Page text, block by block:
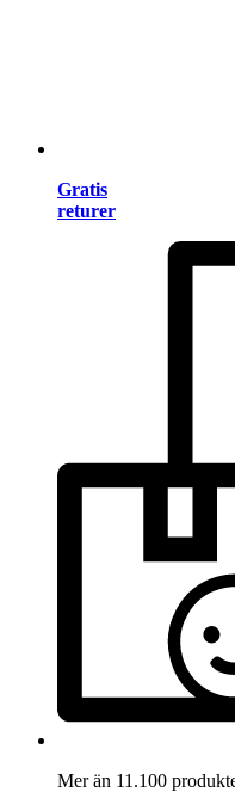
Gratis
returer
Mer än 11.100